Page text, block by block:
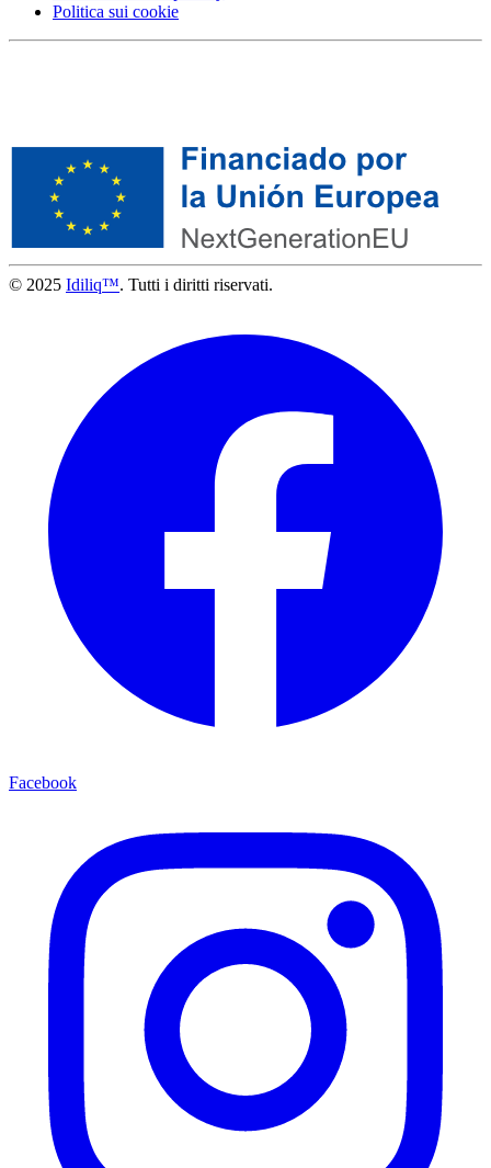
Politica sui cookie
© 2025 Idiliq™. Tutti i diritti riservati.
Facebook